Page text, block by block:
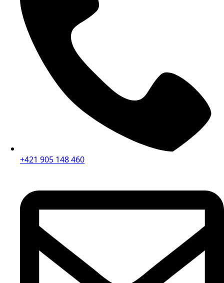
+421 905 148 460